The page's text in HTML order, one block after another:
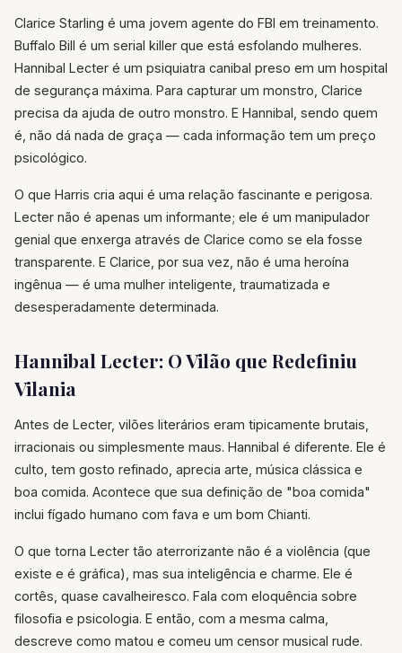
Clarice Starling é uma jovem agente do FBI em treinamento.
Buffalo Bill é um serial killer que está esfolando mulheres.
Hannibal Lecter é um psiquiatra canibal preso em um hospital
de segurança máxima. Para capturar um monstro, Clarice
precisa da ajuda de outro monstro. E Hannibal, sendo quem
é, não dá nada de graça — cada informação tem um preço
psicológico.
O que Harris cria aqui é uma relação fascinante e perigosa.
Lecter não é apenas um informante; ele é um manipulador
genial que enxerga através de Clarice como se ela fosse
transparente. E Clarice, por sua vez, não é uma heroína
ingênua — é uma mulher inteligente, traumatizada e
desesperadamente determinada.
Hannibal Lecter: O Vilão que Redefiniu
Vilania
Antes de Lecter, vilões literários eram tipicamente brutais,
irracionais ou simplesmente maus. Hannibal é diferente. Ele é
culto, tem gosto refinado, aprecia arte, música clássica e
boa comida. Acontece que sua definição de "boa comida"
inclui fígado humano com fava e um bom Chianti.
O que torna Lecter tão aterrorizante não é a violência (que
existe e é gráfica), mas sua inteligência e charme. Ele é
cortês, quase cavalheiresco. Fala com eloquência sobre
filosofia e psicologia. E então, com a mesma calma,
descreve como matou e comeu um censor musical rude.